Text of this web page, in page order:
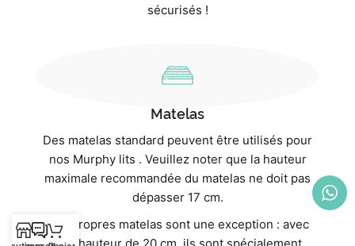
sécurisés !
Matelas
Des matelas standard peuvent être utilisés pour
nos Murphy lits . Veuillez noter que la hauteur
maximale recommandée du matelas ne doit pas
dépasser 17 cm.
Nos propres matelas sont une exception : avec